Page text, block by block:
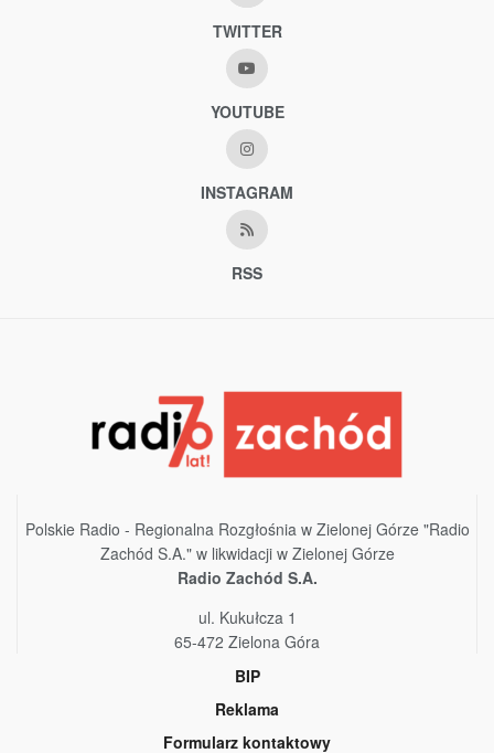
TWITTER
YOUTUBE
INSTAGRAM
RSS
Polskie Radio - Regionalna Rozgłośnia w Zielonej Górze "Radio
Zachód S.A." w likwidacji w Zielonej Górze
Radio Zachód S.A.
ul. Kukułcza 1
65-472 Zielona Góra
BIP
Reklama
Formularz kontaktowy